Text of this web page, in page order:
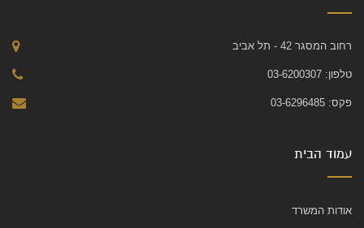
רחוב המסגר 42 - תל אביב
טלפון: 03-6200307
פקס: 03-6296485
עמוד הבית
אודות המשרד